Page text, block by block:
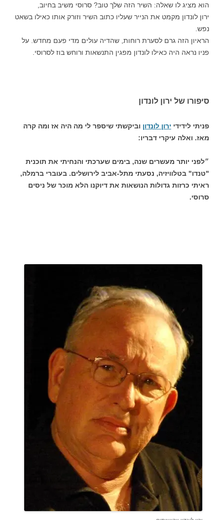
הוא מציג לו שאלה: השיר הזה שלך טוב? סרוסי משיב בחיוב,
ירון לונדון מקמט את הנייר שעליו כתוב השיר וזורק אותו כאילו בשאט
נפש.
הראיון הזה גרם לסערת רוחות, שהדיה עולים מדי פעם מחדש. על
פניו נראה היה כאילו לונדון מפגין התנשאות ורוחש בוז לסרוסי.
סיפורו של ירון לונדון
פניתי לידידי ירון לונדון וביקשתי שיספר לי מה היה אז ומה קרה
מאז. ואלה עיקרי דבריו:
״לפני יותר מעשרים שנה, בימים שערכתי והנחיתי את תוכנית
"טנדו" בטלוויזיה, נסעתי מתל-אביב לירושלים. בעוברי ברמלה,
ראיתי כרזות גדולות הנושאות את דיוקנו הלא מוכר של ניסים
סרוסי.